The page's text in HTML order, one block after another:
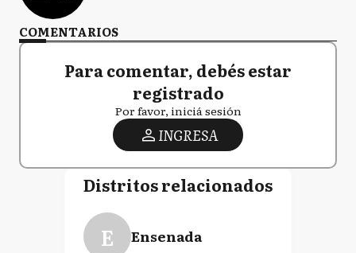
COMENTARIOS
Para comentar, debés estar
registrado
Por favor, iniciá sesión
INGRESA
Distritos relacionados
E Ensenada